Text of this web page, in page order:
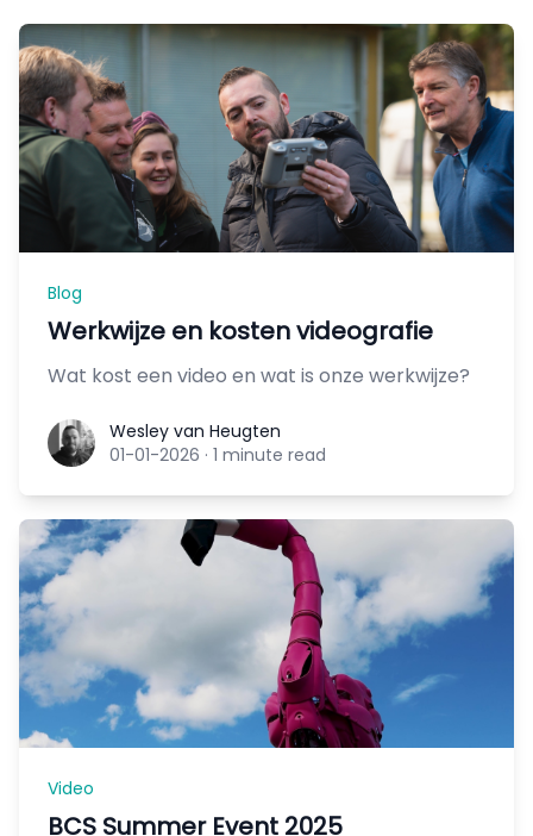
Blog
Werkwijze en kosten videografie
Wat kost een video en wat is onze werkwijze?
Wesley van Heugten
Wesley van Heugten
01-01-2026 · 1 minute read
Video
BCS Summer Event 2025